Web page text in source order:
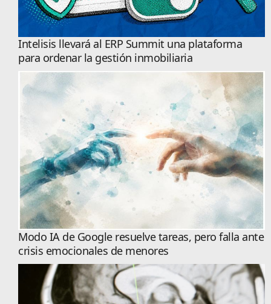
Intelisis llevará al ERP Summit una plataforma
para ordenar la gestión inmobiliaria
Modo IA de Google resuelve tareas, pero falla ante
crisis emocionales de menores